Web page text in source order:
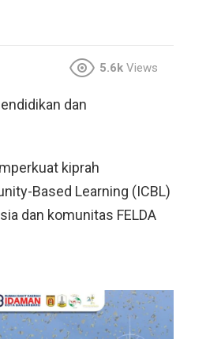
5.6k Views
dan
kiprah
Based Learning (ICBL)
dan komunitas FELDA